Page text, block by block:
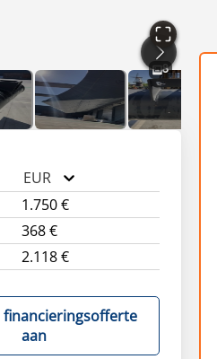
8
EUR
1.750 €
368 €
2.118 €
financieringsofferte
aan